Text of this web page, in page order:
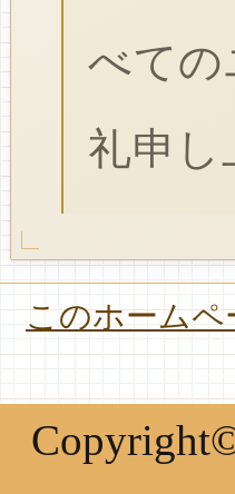
べての
礼申し
このホームペ